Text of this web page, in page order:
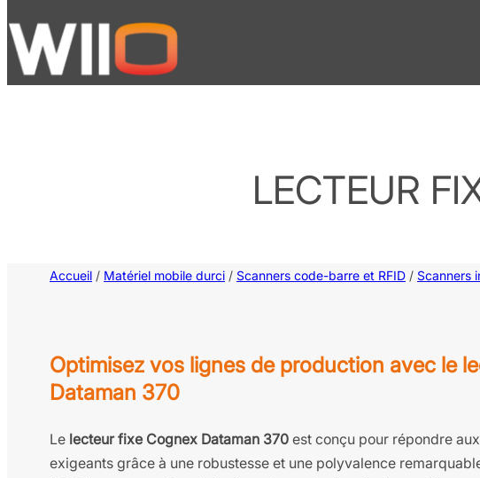
au
contenu
LECTEUR
Accueil / Matériel mobile durci / Scanners code-barre et RFID / Scanners
Optimisez vos lignes de production avec le
Dataman 370
Le lecteur fixe Cognex Dataman 370 est conçu pour répondre
exigeants grâce à une robustesse et une polyvalence